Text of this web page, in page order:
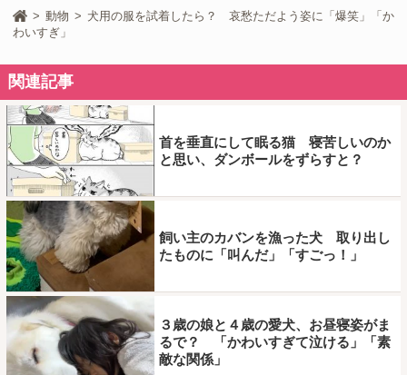
動物
犬用の服を試着したら？ 哀愁ただよう姿に「爆笑」「か
わいすぎ」
関連記事
首を垂直にして眠る猫 寝苦しいのか
と思い、ダンボールをずらすと？
飼い主のカバンを漁った犬 取り出し
たものに「叫んだ」「すごっ！」
３歳の娘と４歳の愛犬、お昼寝姿がま
るで？ 「かわいすぎて泣ける」「素
敵な関係」